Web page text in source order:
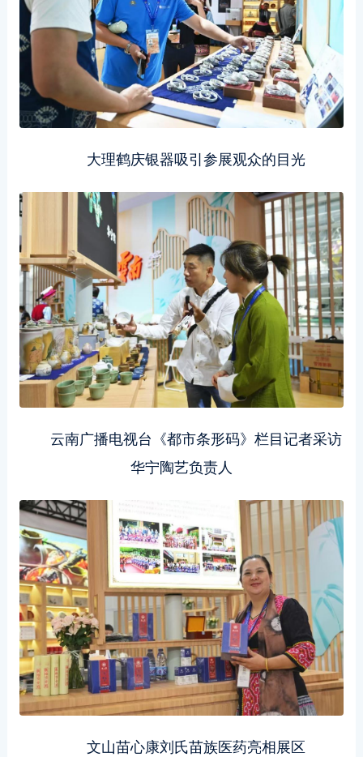
大理鹤庆银器吸引参展观众的目光
云南广播电视台《都市条形码》栏目记者采访
华宁陶艺负责人
文山苗心康刘氏苗族医药亮相展区